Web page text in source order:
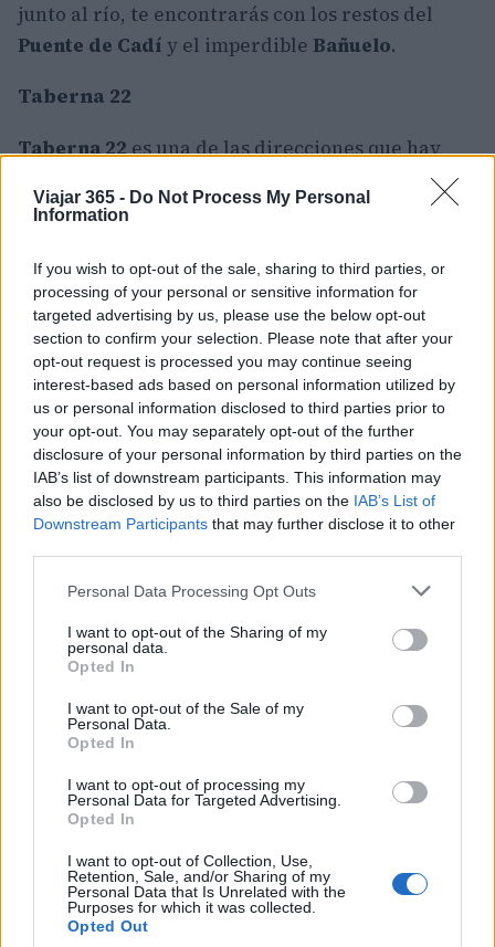
Viajar 365 - Do Not Process My Personal
Information
If you wish to opt-out of the sale, sharing to third parties, or
processing of your personal or sensitive information for
targeted advertising by us, please use the below opt-out
section to confirm your selection. Please note that after your
opt-out request is processed you may continue seeing
interest-based ads based on personal information utilized by
us or personal information disclosed to third parties prior to
your opt-out. You may separately opt-out of the further
disclosure of your personal information by third parties on the
IAB’s list of downstream participants. This information may
also be disclosed by us to third parties on the IAB’s List of
Downstream Participants that may further disclose it to other
Please note that this website/app uses one or more Google
not limited to your visit or usage behaviour. You may click to
grant or deny consent to Google and its third-party tags to
use your data for below specified purposes in below Google
consent section.
Personal Data Processing Opt Outs
I want to opt-out of the Sharing of my
personal data.
Opted In
I want to opt-out of the Sale of my
Personal Data.
Opted In
I want to opt-out of processing my
Personal Data for Targeted Advertising.
Opted In
I want to opt-out of Collection, Use,
Retention, Sale, and/or Sharing of my
Personal Data that Is Unrelated with the
Purposes for which it was collected.
Opted Out
junto al río, te encontrarás con los restos del
Puente de Cadí y el imperdible Bañuelo.
Taberna 22
Taberna 22es una de las direcciones que hay
que marcar en la agenda para disfrutar de las
mejores tapas de Granada, con unas vistas
Calderería Nueva 22).
Banuelo
En el número 31 de laCarrera del Darrose
encuentran los antiguos baños árabes de
Granada, que en el sigloXIformaban parte de
una mezquita que ya no existe. Las aberturas
octogonales de las bellas bóvedas permitían la
ventilación natural en uno de los baños árabes
más antiguos de la península.
Plaza Larga
sábados por la mañana es el turno del mercado
de las flores, que hace que la ya característica
plaza sea aún más bonita y colorida. No muy lejos
se encuentra el
Arco das Pesas
, llamado así
porque en él se colgaban las pesas falsas de los
mercaderes demasiado astutos de la
Granada
medieval.